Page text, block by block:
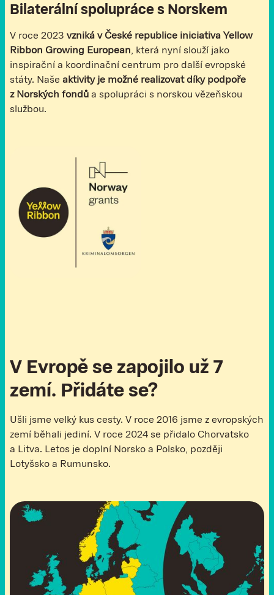
Bilaterální spolupráce s Norskem
V roce 2023 vzniká v České republice iniciativa Yellow
Ribbon Growing European, která nyní slouží jako
inspirační a koordinační centrum pro další evropské
státy. Naše aktivity je možné realizovat díky podpoře
z Norských fondů a spolupráci s norskou vězeňskou
službou.
V Evropě se zapojilo už 7
zemí. Přidáte se?
Ušli jsme velký kus cesty. V roce 2016 jsme z evropských
zemí běhali jediní. V roce 2024 se přidalo Chorvatsko
a Litva. Letos je doplní Norsko a Polsko, později
Lotyšsko a Rumunsko.